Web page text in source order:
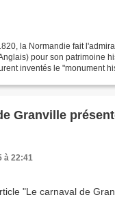
la Normandie fait
pour son patrimoine
inventés le "monument
Granville
à 22:41